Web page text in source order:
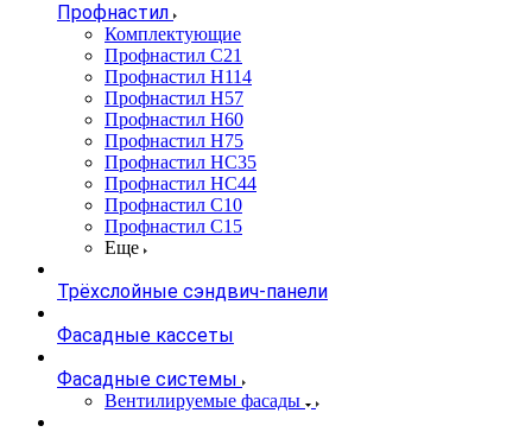
Профнастил
Комплектующие
Профнастил C21
Профнастил Н114
Профнастил Н57
Профнастил Н60
Профнастил Н75
Профнастил НС35
Профнастил НС44
Профнастил С10
Профнастил С15
Еще
Трёхслойные сэндвич-панели
Фасадные кассеты
Фасадные системы
Вентилируемые фасады